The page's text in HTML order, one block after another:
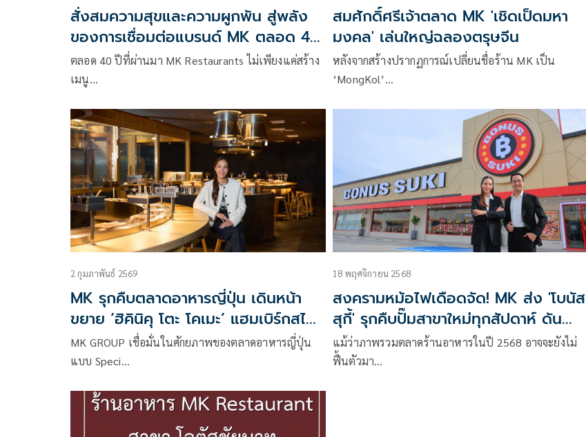
สั่งสมความสุขและความผูกพัน สู่พลัง
ของการเชื่อมต่อแบรนด์ MK ตลอด 40
ปี
ตลอด 40 ปีที่ผ่านมา MK Restaurants ไม่เพียงแค่สร้าง
เมนู…
สมศักดิ์ศรีเจ้าตลาด MK 'เชิดเป็ดมหา
มงคล' เล่นใหญ่ฉลองตรุษจีน
หลังจากสร้างปรากฏการณ์เปลี่ยนชื่อร้าน MK เป็น
‘MongKol’…
2 กุมภาพันธ์ 2569
MK รุกคืบตลาดอาหารญี่ปุ่น เดินหน้า
ขยาย ‘ฮิคินิคุ โตะ โคเมะ’ แฮมเบิร์กสไตล์
Specialty รับเทรนด์ผู้บริโภคชาวไทย
MK GROUP เชื่อมั่นในศักยภาพของตลาดอาหารญี่ปุ่น
แบบ Speci…
18 พฤศจิกายน 2568
สงครามหม้อไฟเดือดจัด! MK ส่ง 'โบนัส
สุกี้' รุกคืบปั๊มสาขาใหม่ทุกสัปดาห์ ดัน
ยอดขายปี 70 ทะยานแตะ 3.6 พันล้าน
แม้ว่าภาพรวมตลาดร้านอาหารในปี 2568 อาจจะยังไม่
ฟื้นตัวมา…